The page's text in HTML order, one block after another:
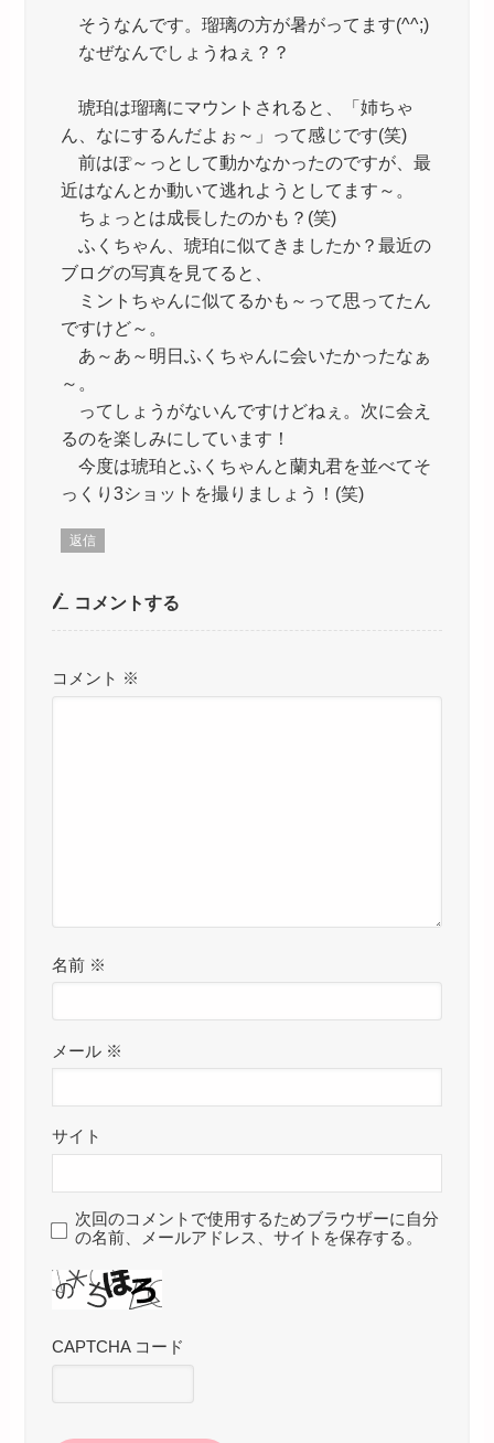
そうなんです。瑠璃の方が暑がってます(^^;)
なぜなんでしょうねぇ？？
琥珀は瑠璃にマウントされると、「姉ちゃ
ん、なにするんだよぉ～」って感じです(笑)
前はぽ～っとして動かなかったのですが、最
近はなんとか動いて逃れようとしてます～。
ちょっとは成長したのかも？(笑)
ふくちゃん、琥珀に似てきましたか？最近の
ブログの写真を見てると、
ミントちゃんに似てるかも～って思ってたん
ですけど～。
あ～あ～明日ふくちゃんに会いたかったなぁ
～。
ってしょうがないんですけどねぇ。次に会え
るのを楽しみにしています！
今度は琥珀とふくちゃんと蘭丸君を並べてそ
っくり3ショットを撮りましょう！(笑)
返信
コメントする
コメント ※
名前 ※
メール ※
サイト
次回のコメントで使用するためブラウザーに自分
の名前、メールアドレス、サイトを保存する。
CAPTCHA コード